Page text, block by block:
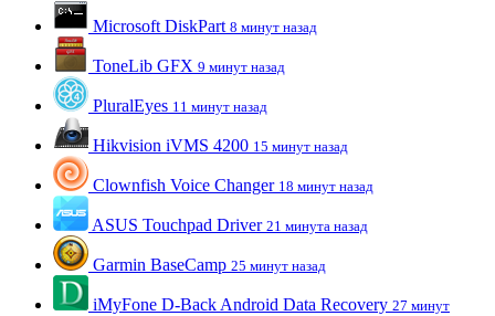
Microsoft DiskPart 8 минут назад
ToneLib GFX 9 минут назад
PluralEyes 11 минут назад
Hikvision iVMS 4200 15 минут назад
Clownfish Voice Changer 18 минут назад
ASUS Touchpad Driver 21 минута назад
Garmin BaseCamp 25 минут назад
iMyFone D-Back Android Data Recovery 27 минут